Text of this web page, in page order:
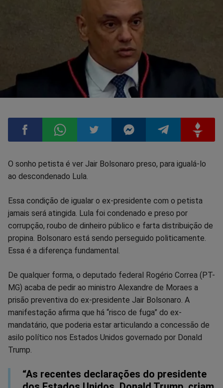
Compartilhar
Facebook
Compartilhar
Whatsapp
Compartilhar
Twitter
Compartilhar
Messenger
Compartilhar
TelegramGettr
O sonho petista é ver Jair Bolsonaro preso, para igualá-lo
ao descondenado Lula.
Essa condição de igualar o ex-presidente com o petista
jamais será atingida. Lula foi condenado e preso por
corrupção, roubo de dinheiro público e farta distribuição de
propina. Bolsonaro está sendo perseguido politicamente.
Essa é a diferença fundamental.
De qualquer forma, o deputado federal Rogério Correa (PT-
MG) acaba de pedir ao ministro Alexandre de Moraes a
prisão preventiva do ex-presidente Jair Bolsonaro. A
manifestação afirma que há “risco de fuga” do ex-
mandatário, que poderia estar articulando a concessão de
asilo político nos Estados Unidos governado por Donald
Trump.
“As recentes declarações do presidente